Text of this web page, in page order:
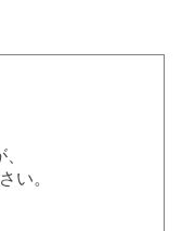
い。